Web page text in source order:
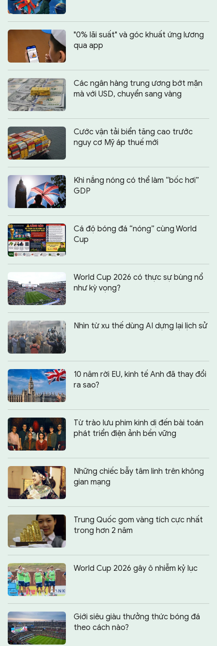
"0% lãi suất" và góc khuất ứng lương
qua app
Các ngân hàng trung ương bớt mặn
mà với USD, chuyển sang vàng
Cước vận tải biển tăng cao trước
nguy cơ Mỹ áp thuế mới
Khi nắng nóng có thể làm “bốc hơi”
GDP
Cá độ bóng đá “nóng” cùng World
Cup
World Cup 2026 có thực sự bùng nổ
như kỳ vọng?
Nhìn từ xu thế dùng AI dựng lại lịch sử
10 năm rời EU, kinh tế Anh đã thay đổi
ra sao?
Từ trào lưu phim kinh dị đến bài toán
phát triển điện ảnh bền vững
Những chiếc bẫy tâm linh trên không
gian mạng
Trung Quốc gom vàng tích cực nhất
trong hơn 2 năm
World Cup 2026 gây ô nhiễm kỷ lục
Giới siêu giàu thưởng thức bóng đá
theo cách nào?